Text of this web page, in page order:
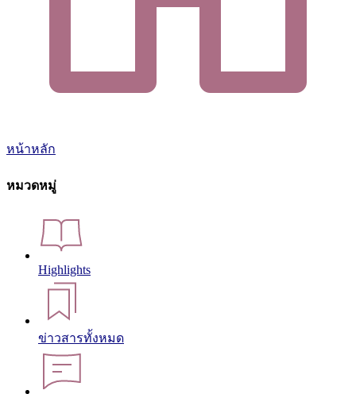
หน้าหลัก
หมวดหมู่
Highlights
ข่าวสารทั้งหมด